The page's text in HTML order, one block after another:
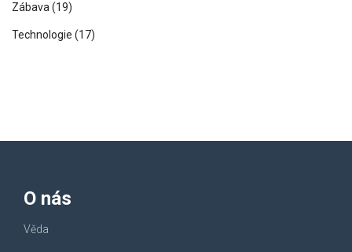
Zábava(19)
Technologie (17)
O nás
Věda